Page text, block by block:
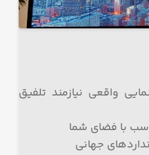
واقعی نیازمند تلفیق